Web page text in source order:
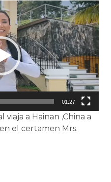
01:27
viaja a Hainan ,China a
el certamen Mrs.